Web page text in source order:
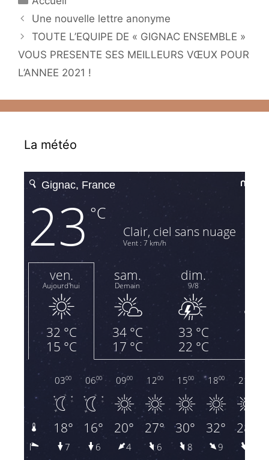
Une nouvelle lettre anonyme
TOUTE L’EQUIPE DE « GIGNAC ENSEMBLE »
VOUS PRESENTE SES MEILLEURS VŒUX POUR
L’ANNEE 2021 !
La météo